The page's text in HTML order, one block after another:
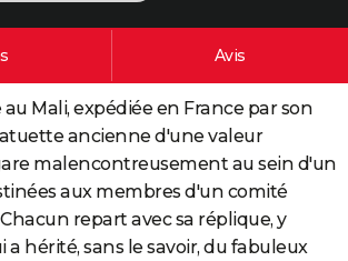
Avis
au Mali, expédiée en France par son
ancienne d'une valeur
malencontreusement au sein d'un
aux membres d'un comité
repart avec sa réplique, y
a hérité, sans le savoir, du fabuleux